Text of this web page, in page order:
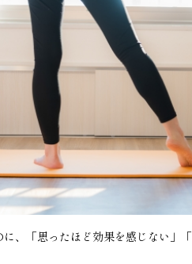
、「思ったほど効果を感じない」